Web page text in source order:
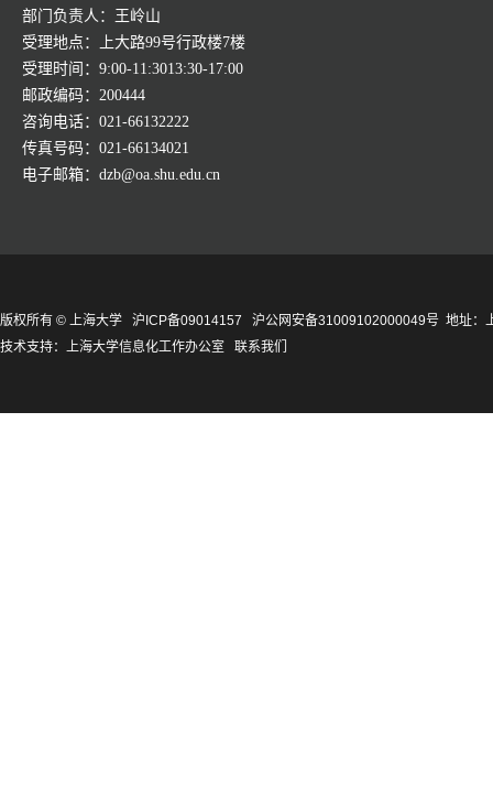
部门负责人：王岭山
受理地点：上大路99号行政楼7楼
受理时间：9:00-11:3013:30-17:00
邮政编码：200444
咨询电话：021-66132222
传真号码：021-66134021
电子邮箱：dzb@oa.shu.edu.cn
版权所有 © 上海大学 沪ICP备09014157 沪公网安备31009102000049号 地址：
技术支持： 上海大学信息化工作办公室 联系我们